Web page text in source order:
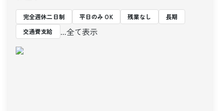
完全週休二日制 平日のみ OK 残業なし
長期
交通費支給
...全て表示